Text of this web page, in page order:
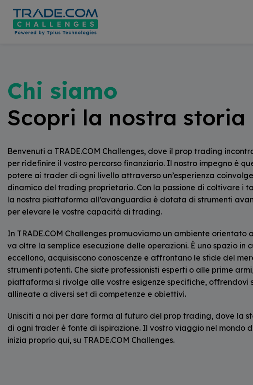
Chi siamo
Scopri la nostra storia
Benvenuti a TRADE.COM Challenges, dove il prop trading
per ridefinire il vostro percorso finanziario. Il nostro impegno è
potere ai trader di ogni livello attraverso un’esperienza
dinamico del trading proprietario. Con la passione di coltivare i
la nostra piattaforma all’avanguardia è dotata di strumenti
per elevare le vostre capacità di trading.
In TRADE.COM Challenges promuoviamo un ambiente orientato
va oltre la semplice esecuzione delle operazioni. È uno spazio in
eccellono, acquisiscono conoscenze e affrontano le sfide del
strumenti potenti. Che siate professionisti esperti o alle prime
piattaforma si rivolge alle vostre esigenze specifiche, offrendovi
allineate a diversi set di competenze e obiettivi.
Unisciti a noi per dare forma al futuro del prop trading, dove la
di ogni trader è fonte di ispirazione. Il vostro viaggio nel mondo
inizia proprio qui, su TRADE.COM Challenges.